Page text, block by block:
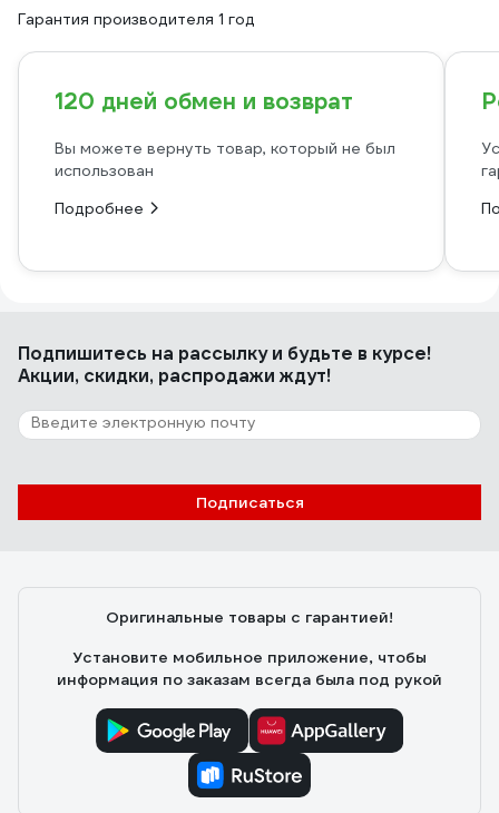
Гарантия производителя 1 год
120 дней обмен и возврат
Вы можете вернуть товар, который не был
использован
Подробнее
Подпишитесь на рассылкуи будьте в курсе!
Акции, скидки, распродажи ждут!
Подписаться
Оригинальные товары с гарантией!
Установите мобильное приложение, чтобы
информация по заказам всегда была под рукой